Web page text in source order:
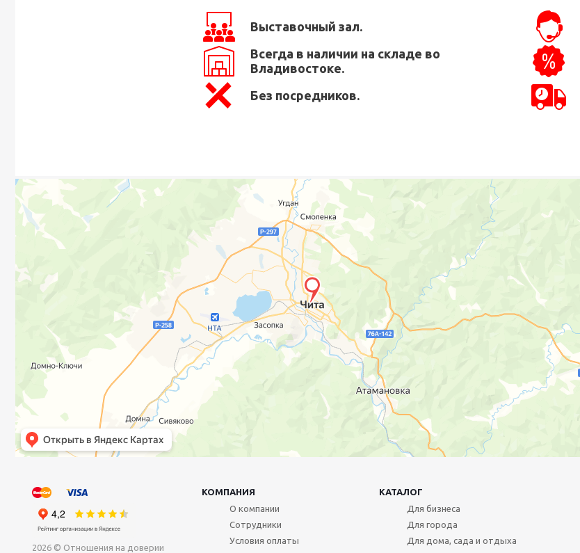
Выставочный зал.
Всегда в наличии на складе во
Владивостоке.
Без посредников.
2026 © Отношения на доверии
КОМПАНИЯ
КАТАЛОГ
О компании
Сотрудники
Условия оплаты
Для бизнеса
Для города
Для дома, сада и отдыха